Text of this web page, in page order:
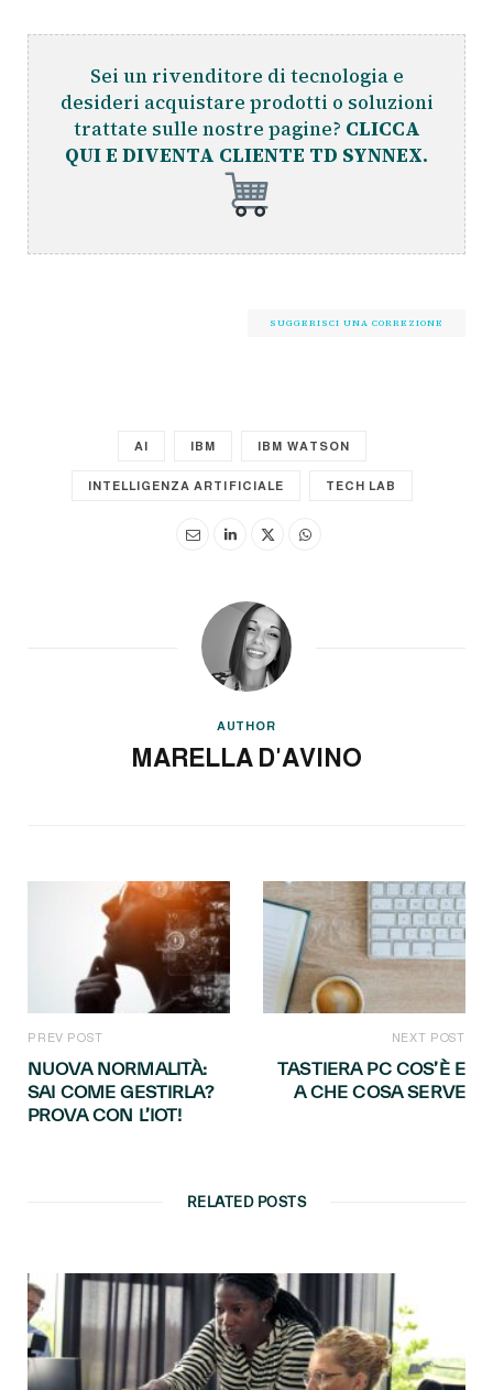
Sei un rivenditore di tecnologia e
desideri acquistare prodotti o soluzioni
trattate sulle nostre pagine? CLICCA
QUI E DIVENTA CLIENTE TD SYNNEX.
SUGGERISCI UNA CORREZIONE
AI IBM IBM WATSON
INTELLIGENZA ARTIFICIALE TECH LAB
AUTHOR
MARELLA D'AVINO
PREV POST
NUOVA NORMALITÀ:
SAI COME GESTIRLA?
PROVA CON L’IOT!
NEXT POST
TASTIERA PC COS’È E
A CHE COSA SERVE
RELATED POSTS